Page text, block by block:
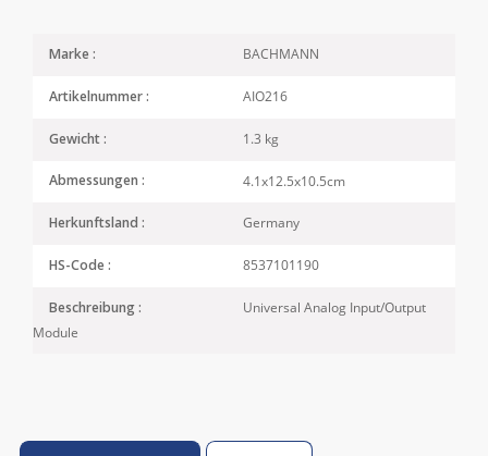
Marke : BACHMANN
Artikelnummer : AIO216
Gewicht : 1.3 kg
Abmessungen : 4.1x12.5x10.5cm
Herkunftsland : Germany
HS-Code : 8537101190
Beschreibung :
Universal Analog Input/Output
Module